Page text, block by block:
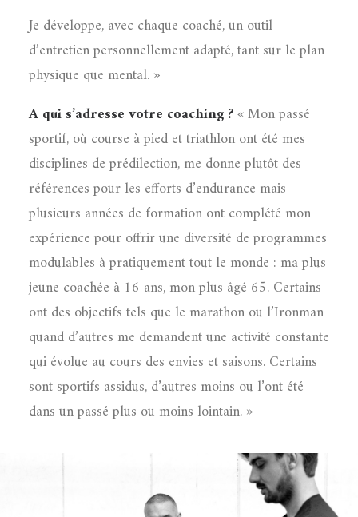
Je développe, avec chaque coaché, un outil
d’entretien personnellement adapté, tant sur le plan
physique que mental. »
A qui s’adresse votre coaching ?« Mon passé
sportif, où course à pied et triathlon ont été mes
disciplines de prédilection, me donne plutôt des
références pour les efforts d’endurance mais
plusieurs années de formation ont complété mon
expérience pour offrir une diversité de programmes
modulables à pratiquement tout le monde : ma plus
jeune coachée à 16 ans, mon plus âgé 65. Certains
ont des objectifs tels que le marathon ou l’Ironman
quand d’autres me demandent une activité constante
qui évolue au cours des envies et saisons. Certains
sont sportifs assidus, d’autres moins ou l’ont été
dans un passé plus ou moins lointain. »